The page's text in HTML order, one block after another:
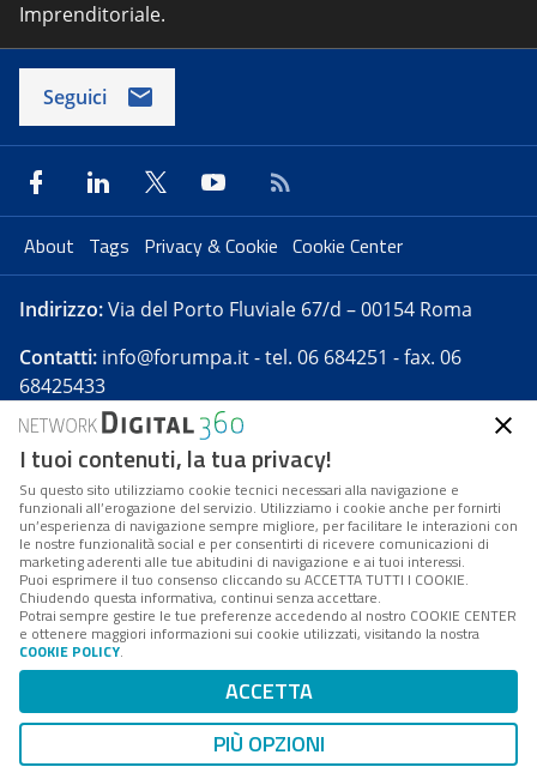
Imprenditoriale.
Seguici
About Tags Privacy & Cookie Cookie Center
Indirizzo:Via del Porto Fluviale 67/d – 00154 Roma
Contatti: info@forumpa.it- tel. 06 684251 - fax. 06
68425433
Forumpa.itè una pubblicazione telematica iscritta
presso Registro della stampa del Tribunale di Roma -
Reg. n. 182 del 2 maggio 2008 - Direttore resp. Michela
Stentella
FPA s.r.l. è società soggetta a Direzione e
Coordinamento da parte di Digital360 S.p.A. - FPA s.r.l.
è un'azienda certificata per il sistema di management
Codice Fiscale/Partita IVA n. 10693191008 - R.E.A. Roma
n. 1249791. ISP AWS
Mappa del sito
I tuoi contenuti, la tua privacy!
Su questo sito utilizziamo cookie tecnici necessari alla navigazione e
funzionali all’erogazione del servizio. Utilizziamo i cookie anche per fornirti
un’esperienza di navigazione sempre migliore, per facilitare le interazioni con
le nostre funzionalità social e per consentirti di ricevere comunicazioni di
marketing aderenti alle tue abitudini di navigazione e ai tuoi interessi.
Puoi esprimere il tuo consenso cliccando su ACCETTA TUTTI I COOKIE.
Chiudendo questa informativa, continui senza accettare.
Potrai sempre gestire le tue preferenze accedendo al nostro COOKIE CENTER
e ottenere maggiori informazioni sui cookie utilizzati, visitando la nostra
COOKIE POLICY.
ACCETTA
PIÙ OPZIONI